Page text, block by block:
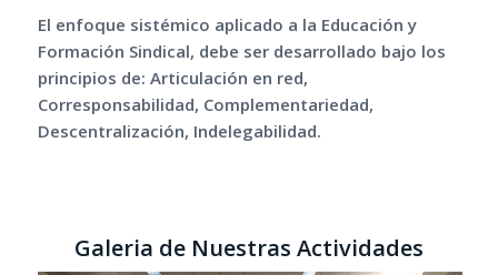
El enfoque sistémico aplicado a la Educación y
Formación Sindical, debe ser desarrollado bajo los
principios de: Articulación en red,
Corresponsabilidad, Complementariedad,
Descentralización, Indelegabilidad.
Galeria de Nuestras Actividades